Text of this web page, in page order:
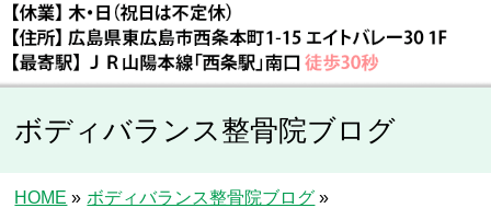
ボディバランス整骨院ブログ
HOME » ボディバランス整骨院ブログ »